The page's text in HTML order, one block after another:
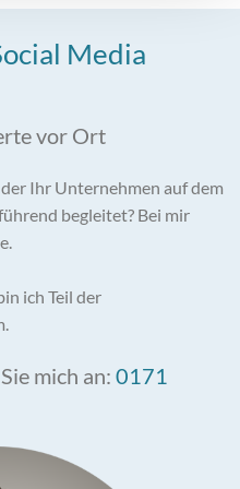
anrufenMedia
vor Ort
Ihr Unternehmen auf dem
begleitet? Bei mir
ich Teil der
mich an: 0171